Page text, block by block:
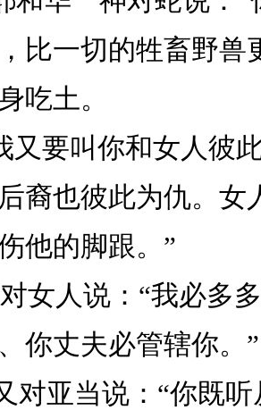
比一切的牲畜野兽
吃土。
又要叫你和女人彼
裔也彼此为仇。女
他的脚跟。”
女人说：“我必多
你丈夫必管辖你。”
对亚当说：“你既